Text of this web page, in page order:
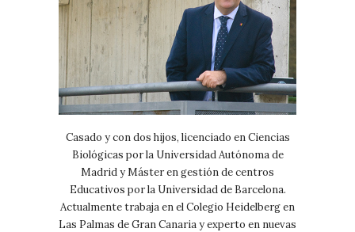
Casado y con dos hijos, licenciado en Ciencias
Biológicas por la Universidad Autónoma de
Madrid y Máster en gestión de centros
Educativos por la Universidad de Barcelona.
Actualmente trabaja en el Colegio Heidelberg en
Las Palmas de Gran Canaria y experto en nuevas